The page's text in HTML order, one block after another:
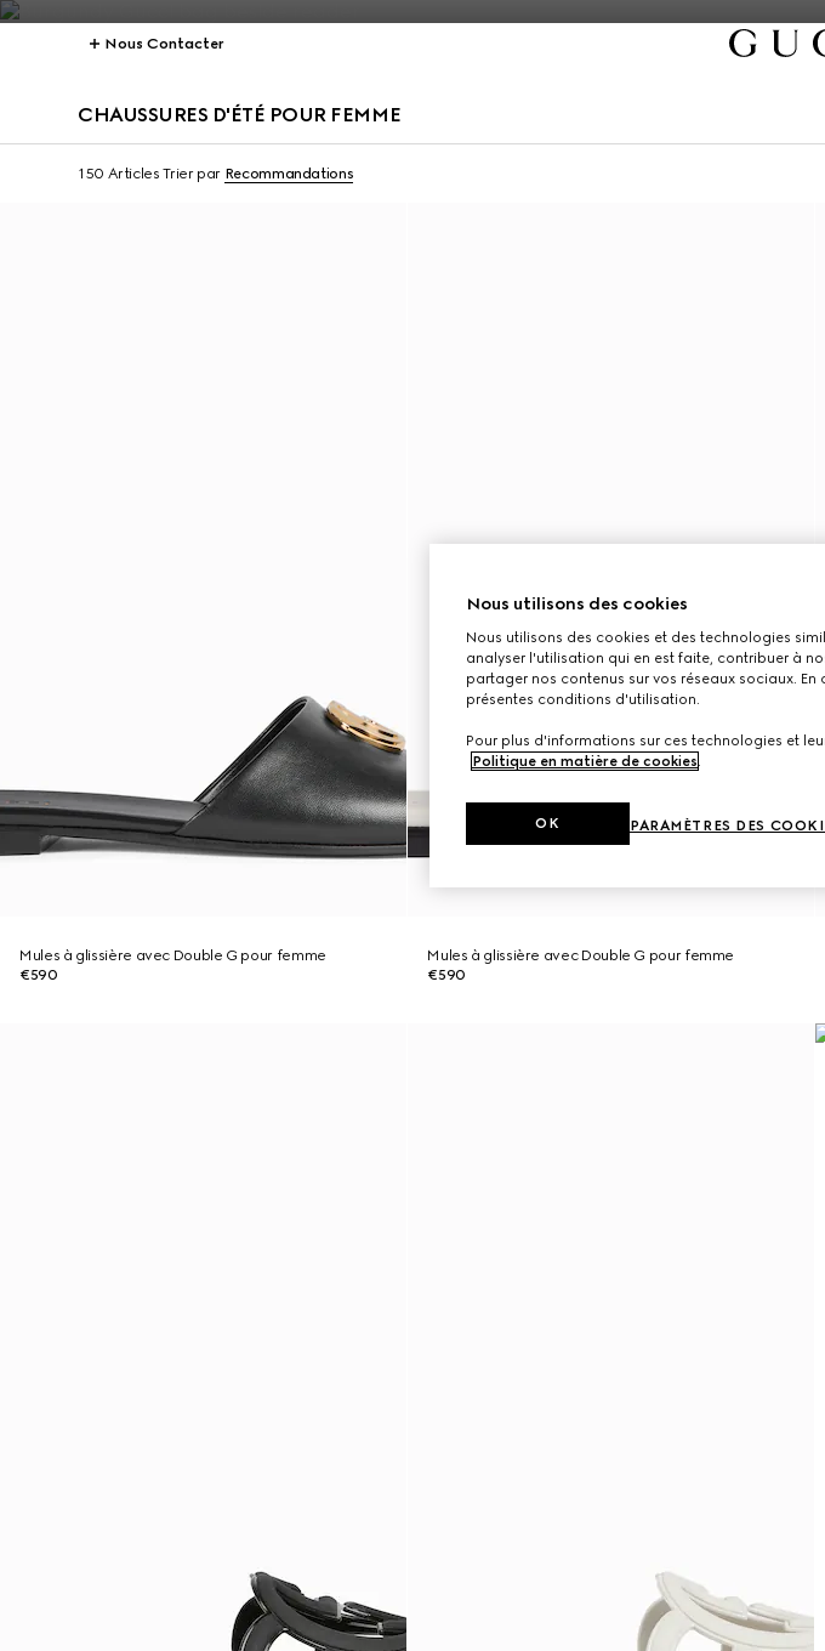
Nous Contacter
CHAUSSURES D'ÉTÉ POUR FEMME
150 Articles Trier par Recommandations
Mules à glissière avec Double G pour femme
€590
Mules à glissière avec Double G pour femme
€590
Nous utilisons des cookies
Nous utilisons des cookies et des technologies
analyser l'utilisation qui en est faite, contribuer à
partager nos contenus sur vos réseaux sociaux.
présentes conditions d'utilisation.
Pour plus d'informations sur ces technologies et
Politique en matière de cookies.
PARAMÈTRES DES
OK